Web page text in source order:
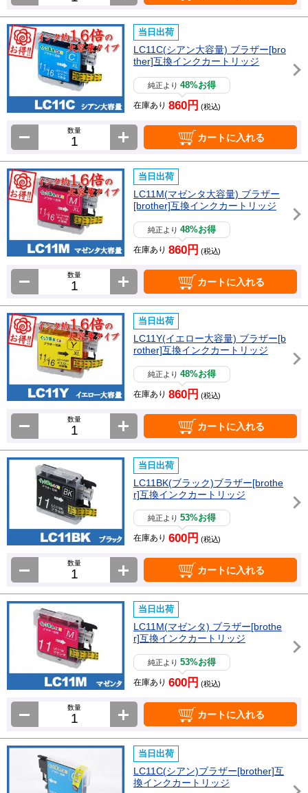
当日出荷
LC11C(シアン大容量) ブラザー[bro
ther]互換インクカートリッジ
純正より48%お得
在庫あり 860円 (税込)
数量
カートに入れる
当日出荷
LC11M(マゼンタ大容量) ブラザー
[brother]互換インクカートリッジ
純正より48%お得
在庫あり 860円 (税込)
数量
カートに入れる
当日出荷
LC11Y(イエロー大容量) ブラザー[b
rother]互換インクカートリッジ
純正より48%お得
在庫あり 860円 (税込)
数量
カートに入れる
当日出荷
LC11BK(ブラック)ブラザー[brothe
r]互換インクカートリッジ
純正より53%お得
在庫あり 600円 (税込)
数量
カートに入れる
当日出荷
LC11M(マゼンタ) ブラザー[brothe
r]互換インクカートリッジ
純正より53%お得
在庫あり 600円 (税込)
数量
カートに入れる
当日出荷
LC11C(シアン)ブラザー[brother]互
換インクカートリッジ